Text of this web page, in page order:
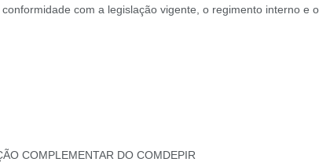
com a legislação vigente, o regimento interno
COMPLEMENTAR DO COMDEPIR